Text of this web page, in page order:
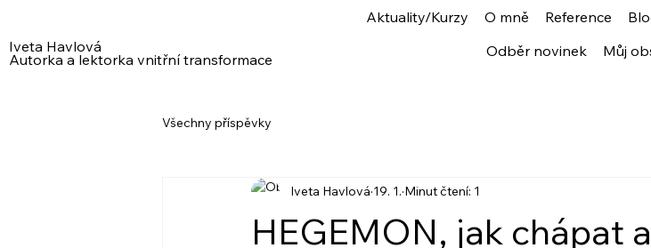
Iveta Havlová
Autorka a lektorka vnitřní transformace
Aktuality/Kurzy O mně Reference
Odběr novinek
Můj
Všechny příspěvky
HEGEMON, jak chápat
Iveta Havlová 19. 1. Minut čtení: 1